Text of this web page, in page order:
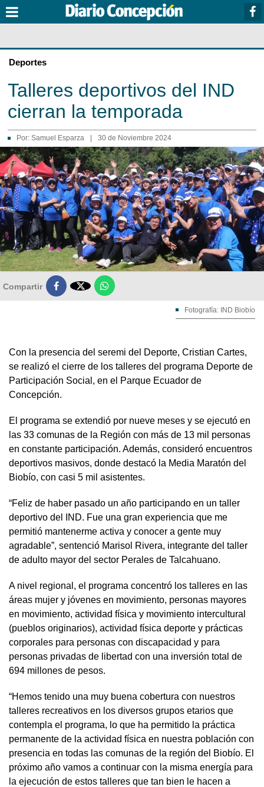
Deportes
Talleres deportivos del IND
cierran la temporada
Por: Samuel Esparza 30 de Noviembre 2024
Compartir 
Fotografía: IND Biobío
Con la presencia del seremi del Deporte, Cristian Cartes,
se realizó el cierre de los talleres del programa Deporte de
Participación Social, en el Parque Ecuador de
Concepción.
El programa se extendió por nueve meses y se ejecutó en
las 33 comunas de la Región con más de 13 mil personas
en constante participación. Además, consideró encuentros
deportivos masivos, donde destacó la Media Maratón del
Biobío, con casi 5 mil asistentes.
“Feliz de haber pasado un año participando en un taller
deportivo del IND. Fue una gran experiencia que me
permitió mantenerme activa y conocer a gente muy
agradable”, sentenció Marisol Rivera, integrante del taller
de adulto mayor del sector Perales de Talcahuano.
A nivel regional, el programa concentró los talleres en las
áreas mujer y jóvenes en movimiento, personas mayores
en movimiento, actividad física y movimiento intercultural
(pueblos originarios), actividad física deporte y prácticas
corporales para personas con discapacidad y para
personas privadas de libertad con una inversión total de
694 millones de pesos.
“Hemos tenido una muy buena cobertura con nuestros
talleres recreativos en los diversos grupos etarios que
contempla el programa, lo que ha permitido la práctica
permanente de la actividad física en nuestra población con
presencia en todas las comunas de la región del Biobío. El
próximo año vamos a continuar con la misma energía para
la ejecución de estos talleres que tan bien le hacen a